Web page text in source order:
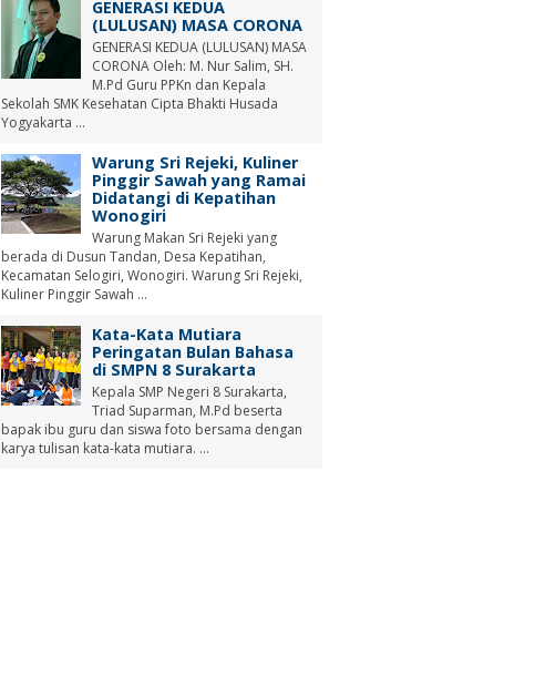
GENERASI KEDUA
(LULUSAN) MASA CORONA
GENERASI KEDUA (LULUSAN) MASA
CORONA Oleh: M. Nur Salim, SH.
M.Pd Guru PPKn dan Kepala
Sekolah SMK Kesehatan Cipta Bhakti Husada
Yogyakarta ...
Warung Sri Rejeki, Kuliner
Pinggir Sawah yang Ramai
Didatangi di Kepatihan
Wonogiri
Warung Makan Sri Rejeki yang
berada di Dusun Tandan, Desa Kepatihan,
Kecamatan Selogiri, Wonogiri. Warung Sri Rejeki,
Kuliner Pinggir Sawah ...
Kata-Kata Mutiara
Peringatan Bulan Bahasa
di SMPN 8 Surakarta
Kepala SMP Negeri 8 Surakarta,
Triad Suparman, M.Pd beserta
bapak ibu guru dan siswa foto bersama dengan
karya tulisan kata-kata mutiara. ...